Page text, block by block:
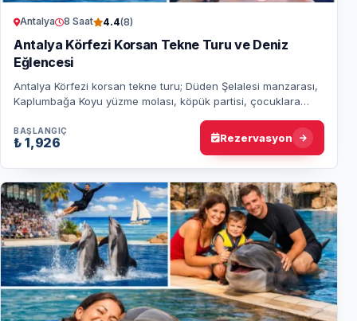
Antalya 8 Saat 4.4(8)
Antalya Körfezi Korsan Tekne Turu ve Deniz
Eğlencesi
Antalya Körfezi korsan tekne turu; Düden Şelalesi manzarası,
Kaplumbağa Koyu yüzme molası, köpük partisi, çocuklara
BAŞLANGIÇ
₺ 1,926 Rezervasyon